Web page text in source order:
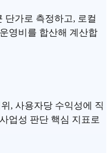
단가로 측정하고, 로컬
영비를 합산해 계산합
, 사용자당 수익성에 직
업성 판단 핵심 지표로